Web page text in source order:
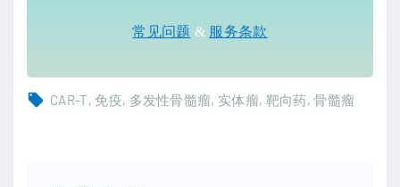
常见问题 & 服务条款
CAR-T 免疫 多发性骨髓瘤 实体瘤 靶向药 骨髓瘤